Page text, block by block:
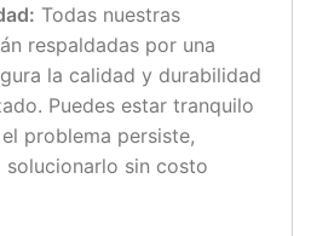
Todas nuestras
respaldadas por una
la calidad y durabilidad
Puedes estar tranquilo
problema persiste,
sin costo